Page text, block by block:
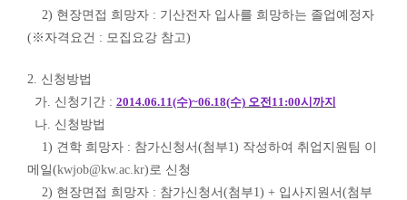
2) 현장면접 희망자 : 기산전자 입사를 희망하는 졸업예정자
(※자격요건 : 모집요강 참고)
2. 신청방법
가. 신청기간 : 2014.06.11(수)~06.18(수) 오전11:00시까지
나. 신청방법
1) 견학 희망자 : 참가신청서(첨부1) 작성하여 취업지원팀 이
메일(kwjob@kw.ac.kr)로 신청
2) 현장면접 희망자 : 참가신청서(첨부1) + 입사지원서(첨부